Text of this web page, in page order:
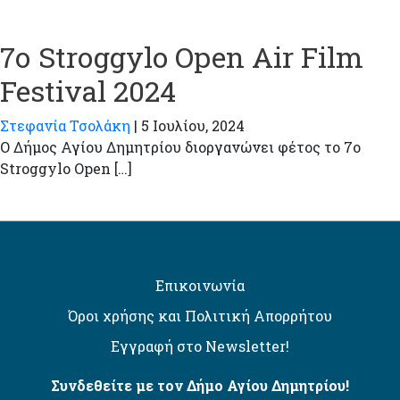
7ο Stroggylo Open Air Film
Festival 2024
Στεφανία Τσολάκη | 5 Ιουλίου, 2024
Ο Δήμος Αγίου Δημητρίου διοργανώνει φέτος το 7ο
Stroggylo Open […]
Επικοινωνία
Όροι χρήσης και Πολιτική Απορρήτου
Εγγραφή στο Newsletter!
Συνδεθείτε με τον Δήμο Αγίου Δημητρίου!